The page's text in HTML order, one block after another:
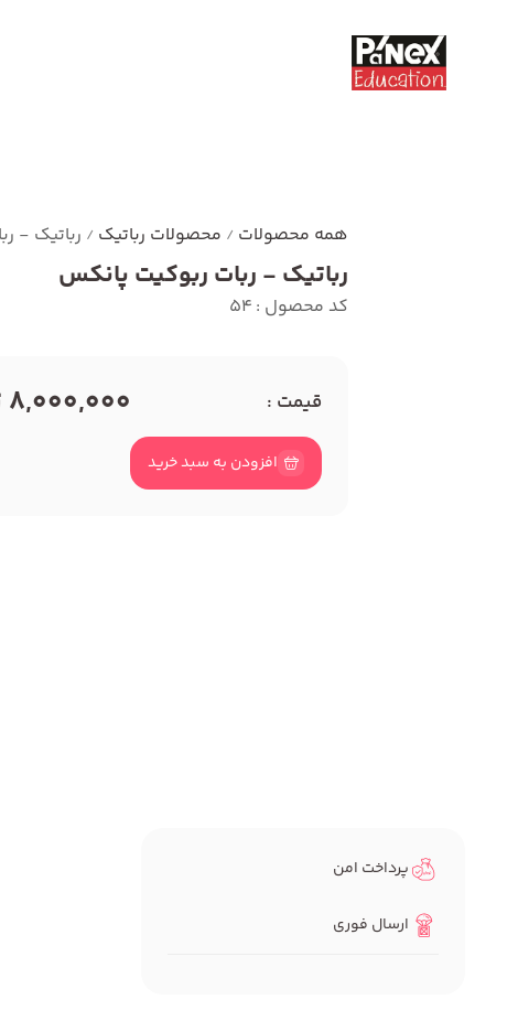
همه محصولات / محصولات رباتیک / رباتیک -
رباتیک - ربات ربوکیت پانکس
کد محصول : 54
قیمت : 8,000,000 تومان
افزودن به سبد خرید
پرداخت امن
ارسال فوری